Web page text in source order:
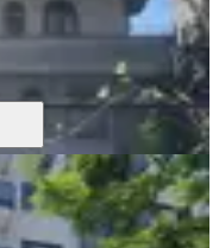
Satılık